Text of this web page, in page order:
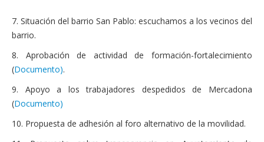
7. Situación del barrio San Pablo: escuchamos a los vecinos del
barrio.
8. Aprobación de actividad de formación-fortalecimiento
(Documento).
9. Apoyo a los trabajadores despedidos de Mercadona
(Documento)
10. Propuesta de adhesión al foro alternativo de la movilidad.